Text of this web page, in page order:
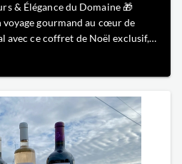
& Élégance du Domaine 🎁
gourmand au cœur de
avec ce coffret de Noël exclusif,